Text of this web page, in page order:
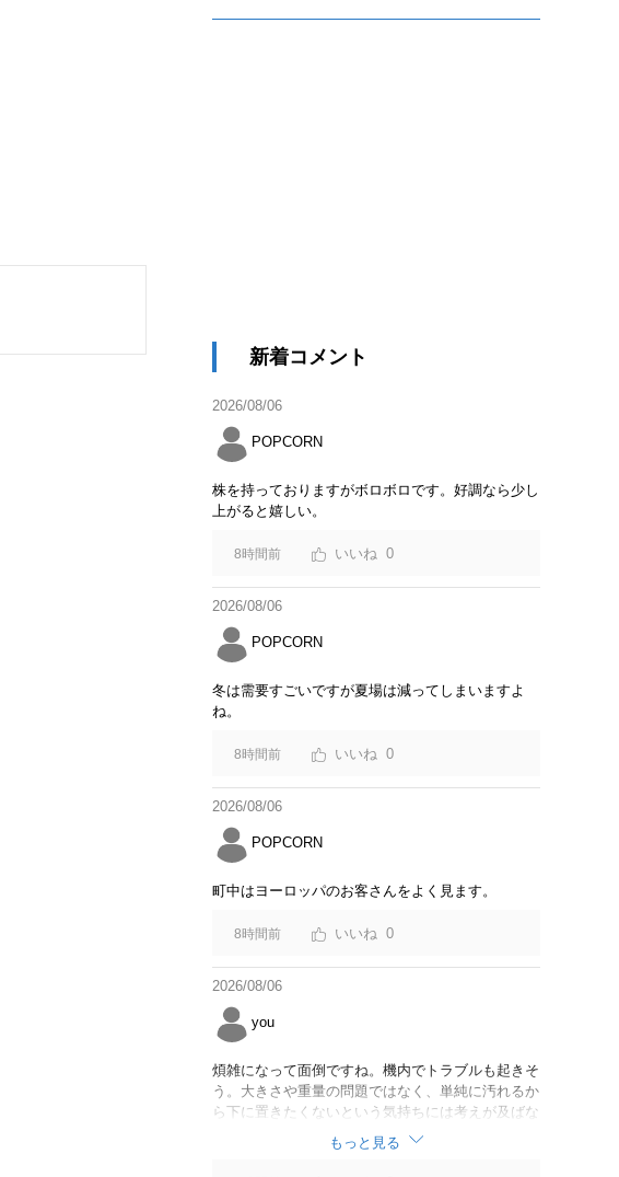
新着コメント
2026/08/06
POPCORN
株を持っておりますがボロボロです。好調なら少し
上がると嬉しい。
8時間前 0
2026/08/06
POPCORN
冬は需要すごいですが夏場は減ってしまいますよ
ね。
8時間前 0
2026/08/06
POPCORN
町中はヨーロッパのお客さんをよく見ます。
8時間前 0
2026/08/06
you
煩雑になって面倒ですね。機内でトラブルも起きそ
う。大きさや重量の問題ではなく、単純に汚れるか
ら下に置きたくないという気持ちには考えが及ばな
かったのでしょうかね。いっそ、荷物棚を撤去した
座席を作って、座席指定も荷物も含んだプランとす
もっと見る